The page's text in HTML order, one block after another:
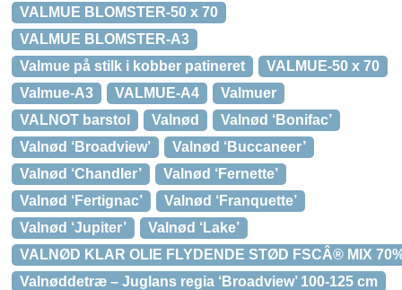
VALMUE BLOMSTER-50 x 70
VALMUE BLOMSTER-A3
Valmue på stilk i kobber patineret
VALMUE-50 x 70
Valmue-A3
VALMUE-A4
Valmuer
VALNOT barstol
Valnød
Valnød ‘Bonifac’
Valnød ‘Broadview’
Valnød ‘Buccaneer’
Valnød ‘Chandler’
Valnød ‘Fernette’
Valnød ‘Fertignac’
Valnød ‘Franquette’
Valnød ‘Jupiter’
Valnød ‘Lake’
VALNØD KLAR OLIE FLYDENDE STØD FSCÂ® MIX
Valnøddetræ – Juglans regia ‘Broadview’ 100-125 cm